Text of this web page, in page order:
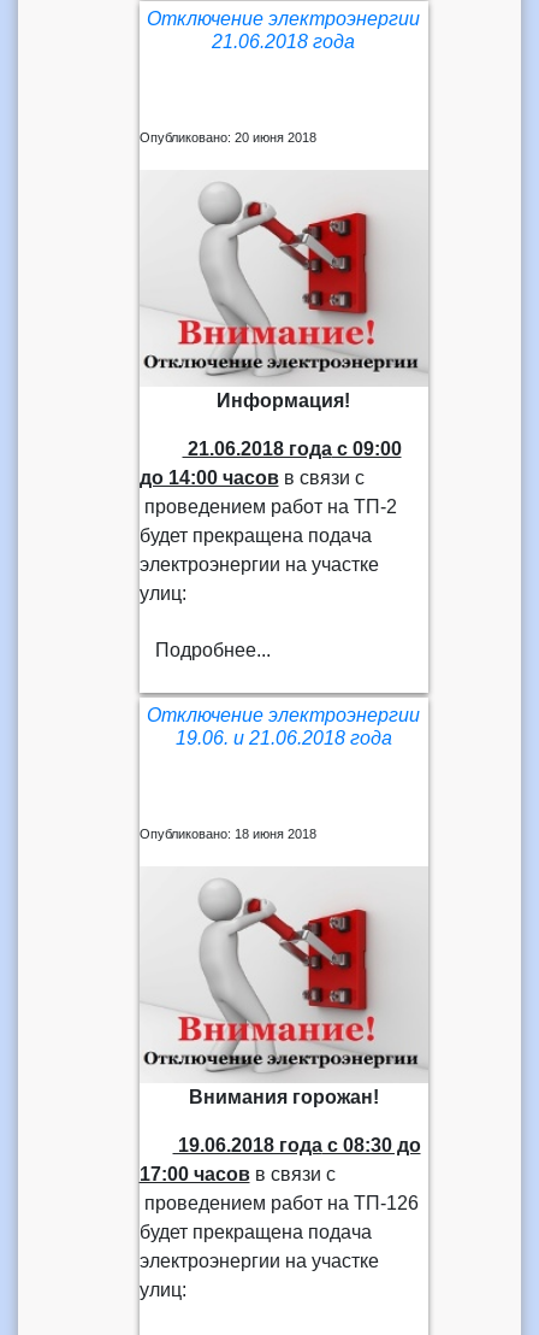
Отключение электроэнергии
21.06.2018 года
Опубликовано: 20 июня 2018
Информация!
21.06.2018 годас 09:00
до 14:00 часовв связи с
проведением работ на ТП-2
будет прекращена подача
электроэнергии на участке
улиц:
Подробнее...
Отключение электроэнергии
19.06. и 21.06.2018 года
Опубликовано: 18 июня 2018
Внимания горожан!
19.06.2018 годас 08:30 до
17:00 часовв связи с
проведением работ на ТП-126
будет прекращена подача
электроэнергии на участке
улиц: